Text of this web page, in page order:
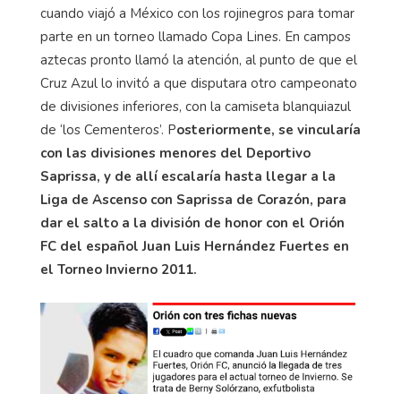
cuando viajó a México con los rojinegros para tomar
parte en un torneo llamado Copa Lines. En campos
aztecas pronto llamó la atención, al punto de que el
Cruz Azul lo invitó a que disputara otro campeonato
de divisiones inferiores, con la camiseta blanquiazul
de ‘los Cementeros’. Posteriormente, se vincularía
con las divisiones menores del Deportivo
Saprissa, y de allí escalaría hasta llegar a la
Liga de Ascenso con Saprissa de Corazón, para
dar el salto a la división de honor con el Orión
FC del español Juan Luis Hernández Fuertes en
el Torneo Invierno 2011.